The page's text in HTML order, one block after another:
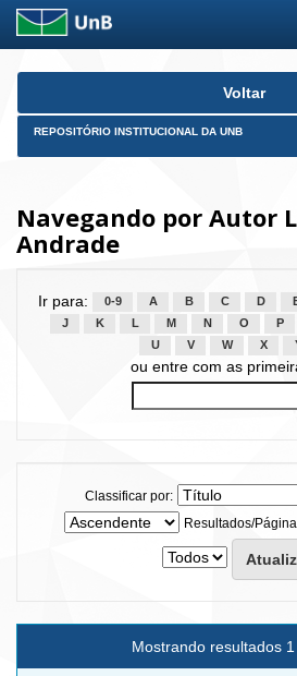
Skip
Voltar
REPOSITÓRIO INSTITUCIONAL DA UNB
Navegando por Autor
Andrade
Ir para: 0-9 A B C D
J
K L M N O P
U
V W X
ou entre com as
Classificar por:
Resultados/Página
Mostrando resultados 1